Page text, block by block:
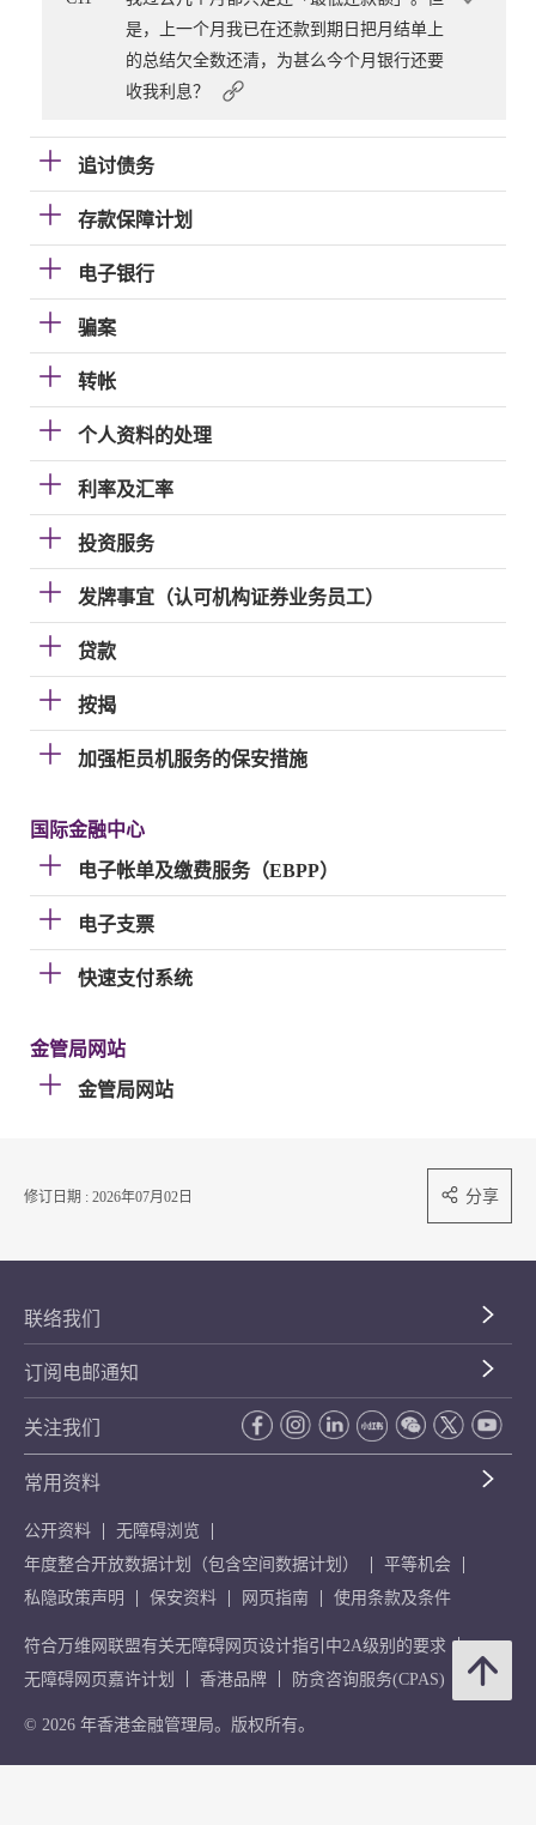
是，上一个月我已在还款到期日把月结单上
的总结欠全数还清，为甚么今个月银行还要
收我利息？
追讨债务
存款保障计划
电子银行
骗案
转帐
个人资料的处理
利率及汇率
投资服务
发牌事宜（认可机构证券业务员工）
贷款
按揭
加强柜员机服务的保安措施
国际金融中心
电子帐单及缴费服务（EBPP）
电子支票
快速支付系统
金管局网站
金管局网站
修订日期 : 2026年07月02日 分享
联络我们
订阅电邮通知
关注我们
常用资料
公开资料
无障碍浏览
年度整合开放数据计划（包含空间数据计划）
平等机会
私隐政策声明
保安资料 网页指南 使用条款及条件
符合万维网联盟有关无障碍网页设计指引中2A级别的要求
无障碍网页嘉许计划
香港品牌 防贪咨询服务(CPAS)
© 2026 年香港金融管理局。版权所有。